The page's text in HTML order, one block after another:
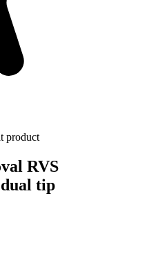
product
RVS
tip